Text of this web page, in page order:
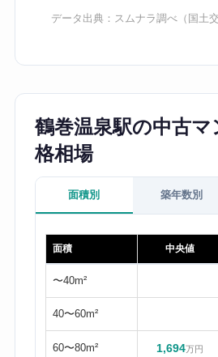
データ出典： スムナラ調べ （国土
鶴巻温泉駅の中古
格相場
面積別 築年数別
面積 中央値
〜40m²
40〜60m²
60〜80m² 1,694万円